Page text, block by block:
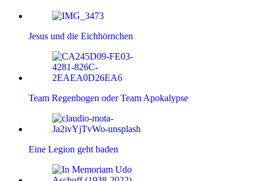
Jesus und die Eichhörnchen
Team Regenbogen oder Team Apokalypse
Eine Legion geht baden